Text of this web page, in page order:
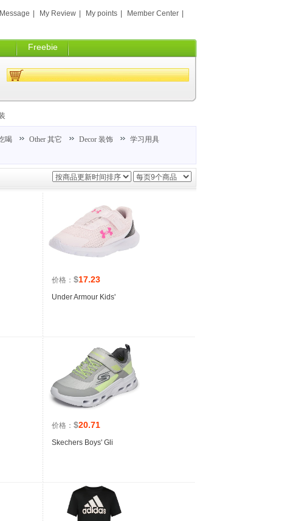
Freebie
Message My Review My points Member Center
价格： $17.23
Under Armour Kids'
价格： $20.71
Skechers Boys' Gli
喝 Other 其它 Decor 装饰
学习用具